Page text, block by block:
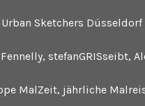
Sketchers
stefanGRISseibt,
MalZeit, jährliche